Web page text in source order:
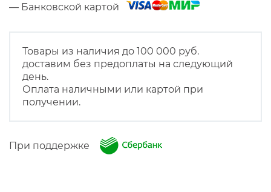
— Банковской картой
Товары из наличия до 100 000 руб.
доставим без предоплаты на следующий
день.
Оплата наличными или картой при
получении.
При поддержке